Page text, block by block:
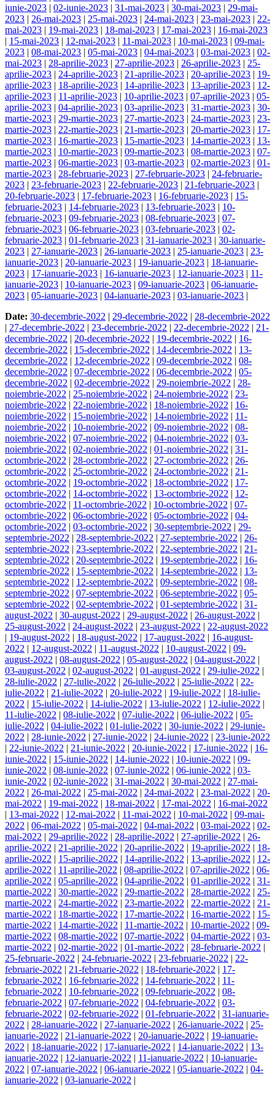
iunie-2023 | 02-iunie-2023 | 31-mai-2023 | 30-mai-2023 | 29-mai-
2023 | 26-mai-2023 | 25-mai-2023 | 24-mai-2023 | 23-mai-2023 | 22-
mai-2023 | 19-mai-2023 | 18-mai-2023 | 17-mai-2023 | 16-mai-2023
| 15-mai-2023 | 12-mai-2023 | 11-mai-2023 | 10-mai-2023 | 09-mai-
2023 | 08-mai-2023 | 05-mai-2023 | 04-mai-2023 | 03-mai-2023 | 02-
mai-2023 | 28-aprilie-2023 | 27-aprilie-2023 | 26-aprilie-2023 | 25-
aprilie-2023 | 24-aprilie-2023 | 21-aprilie-2023 | 20-aprilie-2023 | 19-
aprilie-2023 | 18-aprilie-2023 | 14-aprilie-2023 | 13-aprilie-2023 | 12-
aprilie-2023 | 11-aprilie-2023 | 10-aprilie-2023 | 07-aprilie-2023 | 05-
aprilie-2023 | 04-aprilie-2023 | 03-aprilie-2023 | 31-martie-2023 | 30-
martie-2023 | 29-martie-2023 | 27-martie-2023 | 24-martie-2023 | 23-
martie-2023 | 22-martie-2023 | 21-martie-2023 | 20-martie-2023 | 17-
martie-2023 | 16-martie-2023 | 15-martie-2023 | 14-martie-2023 | 13-
martie-2023 | 10-martie-2023 | 09-martie-2023 | 08-martie-2023 | 07-
martie-2023 | 06-martie-2023 | 03-martie-2023 | 02-martie-2023 | 01-
martie-2023 | 28-februarie-2023 | 27-februarie-2023 | 24-februarie-
2023 | 23-februarie-2023 | 22-februarie-2023 | 21-februarie-2023 |
20-februarie-2023 | 17-februarie-2023 | 16-februarie-2023 | 15-
februarie-2023 | 14-februarie-2023 | 13-februarie-2023 | 10-
februarie-2023 | 09-februarie-2023 | 08-februarie-2023 | 07-
februarie-2023 | 06-februarie-2023 | 03-februarie-2023 | 02-
februarie-2023 | 01-februarie-2023 | 31-ianuarie-2023 | 30-ianuarie-
2023 | 27-ianuarie-2023 | 26-ianuarie-2023 | 25-ianuarie-2023 | 23-
ianuarie-2023 | 20-ianuarie-2023 | 19-ianuarie-2023 | 18-ianuarie-
2023 | 17-ianuarie-2023 | 16-ianuarie-2023 | 12-ianuarie-2023 | 11-
ianuarie-2023 | 10-ianuarie-2023 | 09-ianuarie-2023 | 06-ianuarie-
2023 | 05-ianuarie-2023 | 04-ianuarie-2023 | 03-ianuarie-2023 |
Date: 30-decembrie-2022 | 29-decembrie-2022 | 28-decembrie-2022
| 27-decembrie-2022 | 23-decembrie-2022 | 22-decembrie-2022 | 21-
decembrie-2022 | 20-decembrie-2022 | 19-decembrie-2022 | 16-
decembrie-2022 | 15-decembrie-2022 | 14-decembrie-2022 | 13-
decembrie-2022 | 12-decembrie-2022 | 09-decembrie-2022 | 08-
decembrie-2022 | 07-decembrie-2022 | 06-decembrie-2022 | 05-
decembrie-2022 | 02-decembrie-2022 | 29-noiembrie-2022 | 28-
noiembrie-2022 | 25-noiembrie-2022 | 24-noiembrie-2022 | 23-
noiembrie-2022 | 22-noiembrie-2022 | 18-noiembrie-2022 | 16-
noiembrie-2022 | 15-noiembrie-2022 | 14-noiembrie-2022 | 11-
noiembrie-2022 | 10-noiembrie-2022 | 09-noiembrie-2022 | 08-
noiembrie-2022 | 07-noiembrie-2022 | 04-noiembrie-2022 | 03-
noiembrie-2022 | 02-noiembrie-2022 | 01-noiembrie-2022 | 31-
octombrie-2022 | 28-octombrie-2022 | 27-octombrie-2022 | 26-
octombrie-2022 | 25-octombrie-2022 | 24-octombrie-2022 | 21-
octombrie-2022 | 19-octombrie-2022 | 18-octombrie-2022 | 17-
octombrie-2022 | 14-octombrie-2022 | 13-octombrie-2022 | 12-
octombrie-2022 | 11-octombrie-2022 | 10-octombrie-2022 | 07-
octombrie-2022 | 06-octombrie-2022 | 05-octombrie-2022 | 04-
octombrie-2022 | 03-octombrie-2022 | 30-septembrie-2022 | 29-
septembrie-2022 | 28-septembrie-2022 | 27-septembrie-2022 | 26-
septembrie-2022 | 23-septembrie-2022 | 22-septembrie-2022 | 21-
septembrie-2022 | 20-septembrie-2022 | 19-septembrie-2022 | 16-
septembrie-2022 | 15-septembrie-2022 | 14-septembrie-2022 | 13-
septembrie-2022 | 12-septembrie-2022 | 09-septembrie-2022 | 08-
septembrie-2022 | 07-septembrie-2022 | 06-septembrie-2022 | 05-
septembrie-2022 | 02-septembrie-2022 | 01-septembrie-2022 | 31-
august-2022 | 30-august-2022 | 29-august-2022 | 26-august-2022 |
25-august-2022 | 24-august-2022 | 23-august-2022 | 22-august-2022
| 19-august-2022 | 18-august-2022 | 17-august-2022 | 16-august-
2022 | 12-august-2022 | 11-august-2022 | 10-august-2022 | 09-
august-2022 | 08-august-2022 | 05-august-2022 | 04-august-2022 |
03-august-2022 | 02-august-2022 | 01-august-2022 | 29-iulie-2022 |
28-iulie-2022 | 27-iulie-2022 | 26-iulie-2022 | 25-iulie-2022 | 22-
iulie-2022 | 21-iulie-2022 | 20-iulie-2022 | 19-iulie-2022 | 18-iulie-
2022 | 15-iulie-2022 | 14-iulie-2022 | 13-iulie-2022 | 12-iulie-2022 |
11-iulie-2022 | 08-iulie-2022 | 07-iulie-2022 | 06-iulie-2022 | 05-
iulie-2022 | 04-iulie-2022 | 01-iulie-2022 | 30-iunie-2022 | 29-iunie-
2022 | 28-iunie-2022 | 27-iunie-2022 | 24-iunie-2022 | 23-iunie-2022
| 22-iunie-2022 | 21-iunie-2022 | 20-iunie-2022 | 17-iunie-2022 | 16-
iunie-2022 | 15-iunie-2022 | 14-iunie-2022 | 10-iunie-2022 | 09-
iunie-2022 | 08-iunie-2022 | 07-iunie-2022 | 06-iunie-2022 | 03-
iunie-2022 | 02-iunie-2022 | 31-mai-2022 | 30-mai-2022 | 27-mai-
2022 | 26-mai-2022 | 25-mai-2022 | 24-mai-2022 | 23-mai-2022 | 20-
mai-2022 | 19-mai-2022 | 18-mai-2022 | 17-mai-2022 | 16-mai-2022
| 13-mai-2022 | 12-mai-2022 | 11-mai-2022 | 10-mai-2022 | 09-mai-
2022 | 06-mai-2022 | 05-mai-2022 | 04-mai-2022 | 03-mai-2022 | 02-
mai-2022 | 29-aprilie-2022 | 28-aprilie-2022 | 27-aprilie-2022 | 26-
aprilie-2022 | 21-aprilie-2022 | 20-aprilie-2022 | 19-aprilie-2022 | 18-
aprilie-2022 | 15-aprilie-2022 | 14-aprilie-2022 | 13-aprilie-2022 | 12-
aprilie-2022 | 11-aprilie-2022 | 08-aprilie-2022 | 07-aprilie-2022 | 06-
aprilie-2022 | 05-aprilie-2022 | 04-aprilie-2022 | 01-aprilie-2022 | 31-
martie-2022 | 30-martie-2022 | 29-martie-2022 | 28-martie-2022 | 25-
martie-2022 | 24-martie-2022 | 23-martie-2022 | 22-martie-2022 | 21-
martie-2022 | 18-martie-2022 | 17-martie-2022 | 16-martie-2022 | 15-
martie-2022 | 14-martie-2022 | 11-martie-2022 | 10-martie-2022 | 09-
martie-2022 | 08-martie-2022 | 07-martie-2022 | 04-martie-2022 | 03-
martie-2022 | 02-martie-2022 | 01-martie-2022 | 28-februarie-2022 |
25-februarie-2022 | 24-februarie-2022 | 23-februarie-2022 | 22-
februarie-2022 | 21-februarie-2022 | 18-februarie-2022 | 17-
februarie-2022 | 16-februarie-2022 | 14-februarie-2022 | 11-
februarie-2022 | 10-februarie-2022 | 09-februarie-2022 | 08-
februarie-2022 | 07-februarie-2022 | 04-februarie-2022 | 03-
februarie-2022 | 02-februarie-2022 | 01-februarie-2022 | 31-ianuarie-
2022 | 28-ianuarie-2022 | 27-ianuarie-2022 | 26-ianuarie-2022 | 25-
ianuarie-2022 | 21-ianuarie-2022 | 20-ianuarie-2022 | 19-ianuarie-
2022 | 18-ianuarie-2022 | 17-ianuarie-2022 | 14-ianuarie-2022 | 13-
ianuarie-2022 | 12-ianuarie-2022 | 11-ianuarie-2022 | 10-ianuarie-
2022 | 07-ianuarie-2022 | 06-ianuarie-2022 | 05-ianuarie-2022 | 04-
ianuarie-2022 | 03-ianuarie-2022 |